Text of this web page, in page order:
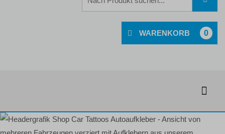
0